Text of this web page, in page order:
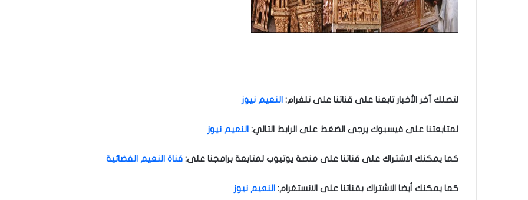
لتصلك آخر الأخبار تابعنا على قناتنا على تلغرام: النعيم نيوز
لمتابعتنا على فيسبوك يرجى الضغط على الرابط التالي: النعيم نيوز
كما يمكنك الاشتراك على قناتنا على منصة يوتيوب لمتابعة برامجنا على: قناة النعيم الفضائية
كما يمكنك أيضا الاشتراك بقناتنا على الانستغرام: النعيم نيوز